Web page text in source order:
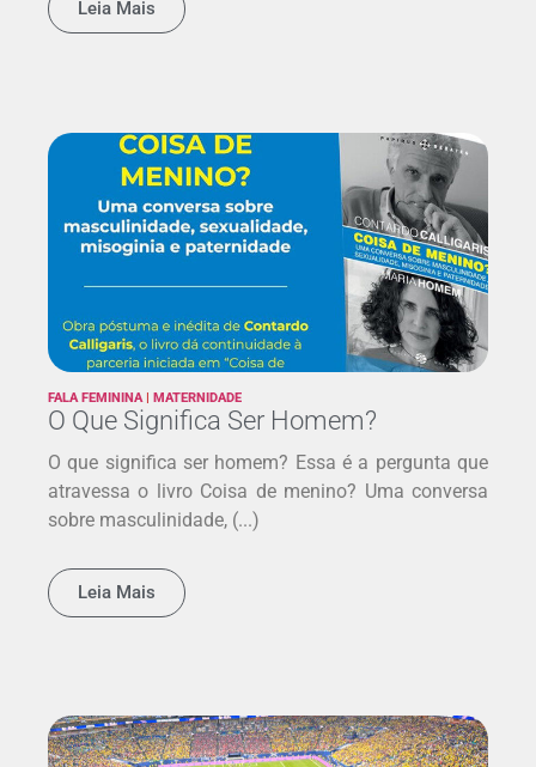
Leia Mais
FALA FEMININA| MATERNIDADE
O Que Significa Ser Homem?
O que significa ser homem? Essa é a pergunta que
atravessa o livro Coisa de menino? Uma conversa
sobre masculinidade, (...)
Leia Mais